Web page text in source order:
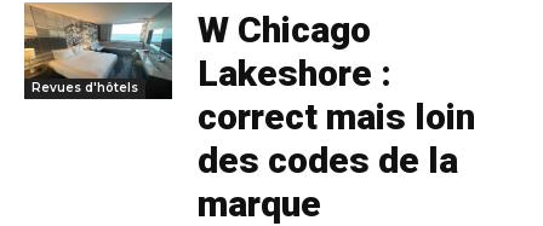
Revues d'hôtels
W Chicago
Lakeshore :
correct mais loin
des codes de la
marque